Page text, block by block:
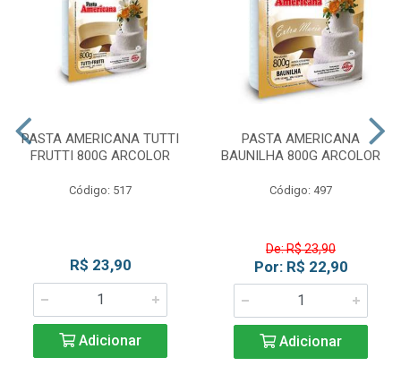
PASTA AMERICANA TUTTI
FRUTTI 800G ARCOLOR
Código: 517
R$ 23,90
Adicionar
PASTA AMERICANA
BAUNILHA 800G ARCOLOR
Código: 497
De: R$ 23,90
Por: R$ 22,90
Adicionar